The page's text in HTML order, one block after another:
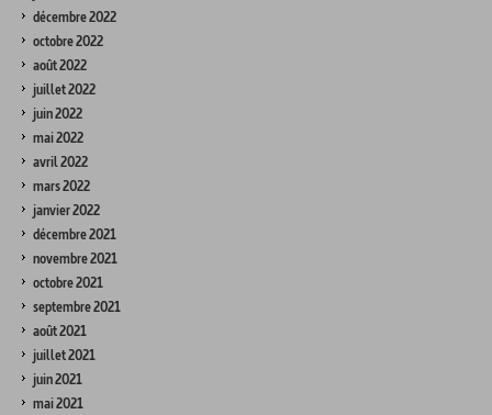
décembre 2022
octobre 2022
août 2022
juillet 2022
juin 2022
mai 2022
avril 2022
mars 2022
janvier 2022
décembre 2021
novembre 2021
octobre 2021
septembre 2021
août 2021
juillet 2021
juin 2021
mai 2021